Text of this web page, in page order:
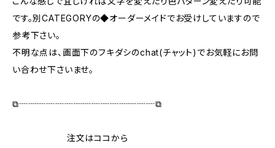
です。別CATEGORYの◆オーダーメイドでお受けしていますので
参考下さい。
不明な点は、画面下のフキダシのchat(チャット)でお気軽にお問
い合わせ下さいませ。
⧉┈┈┈┈┈┈┈┈┈┈┈┈┈┈┈⧉
注文はココから